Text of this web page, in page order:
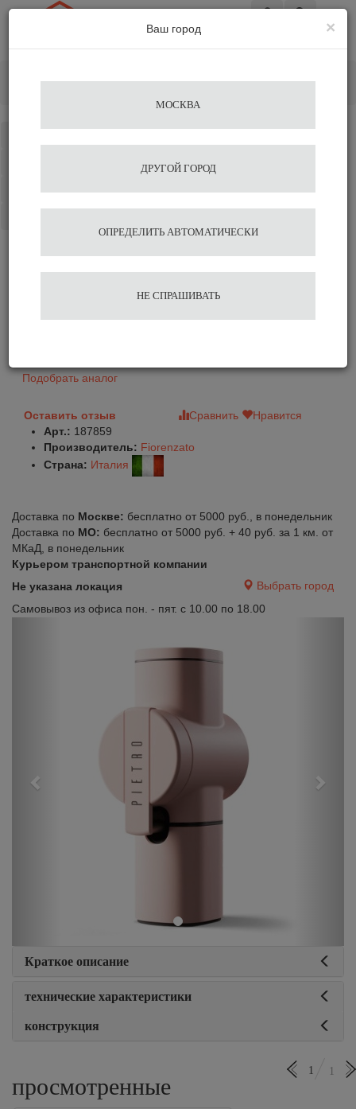
Кофемолка ручная
Fiorenzato Pietro Dusty
Подобрать аналог
Оставить отзыв Сравнить
Нравится
Арт.: 187859
Производитель: Fiorenzato
Страна: Италия
Доставка по Москве: бесплатно от 5000 руб., в понедельник
Доставка по МО: бесплатно от 5000 руб. + 40 руб. за 1 км. от
МКаД, в понедельник
Курьером транспортной компании
Не указана локация
Выбрать город
Самовывоз из офиса пон. - пят. с 10.00 по 18.00
Краткое описание
технические характеристики
конструкция
просмотренные
1 1
×
Ваш город
МОСКВА
ДРУГОЙ ГОРОД
ОПРЕДЕЛИТЬ АВТОМАТИЧЕСКИ
НЕ СПРАШИВАТЬ